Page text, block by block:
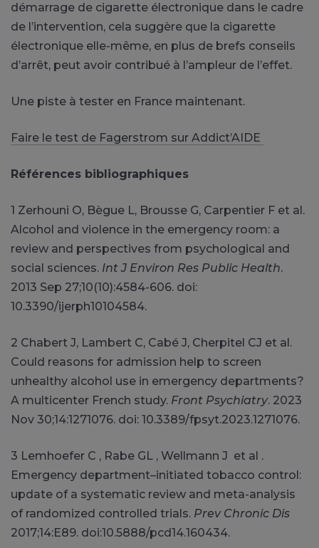
démarrage de cigarette électronique dans le cadre
de l’intervention, cela suggère que la cigarette
électronique elle-même, en plus de brefs conseils
d’arrêt, peut avoir contribué à l’ampleur de l’effet.
Une piste à tester en France maintenant.
Faire le test de Fagerstrom sur Addict’AIDE
Références bibliographiques
1 Zerhouni O, Bègue L, Brousse G, Carpentier F et al.
Alcohol and violence in the emergency room: a
review and perspectives from psychological and
social sciences. Int J Environ Res Public Health.
2013 Sep 27;10(10):4584-606. doi:
10.3390/ijerph10104584.
2 Chabert J, Lambert C, Cabé J, Cherpitel CJ et al.
Could reasons for admission help to screen
unhealthy alcohol use in emergency departments?
A multicenter French study. Front Psychiatry. 2023
Nov 30;14:1271076. doi: 10.3389/fpsyt.2023.1271076.
3 Lemhoefer C , Rabe GL , Wellmann J et al .
Emergency department–initiated tobacco control:
update of a systematic review and meta-analysis
of randomized controlled trials. Prev Chronic Dis
2017;14:E89. doi:10.5888/pcd14.160434.